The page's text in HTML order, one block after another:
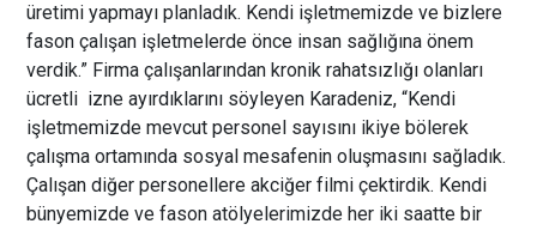
üretimi yapmayı planladık. Kendi işletmemizde ve bizlere
fason çalışan işletmelerde önce insan sağlığına önem
verdik.” Firma çalışanlarından kronik rahatsızlığı olanları
ücretli izne ayırdıklarını söyleyen Karadeniz, “Kendi
işletmemizde mevcut personel sayısını ikiye bölerek
çalışma ortamında sosyal mesafenin oluşmasını sağladık.
Çalışan diğer personellere akciğer filmi çektirdik. Kendi
bünyemizde ve fason atölyelerimizde her iki saatte bir